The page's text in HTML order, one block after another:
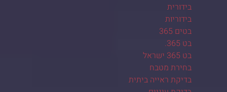
בידורית
בידוריות
בטים 365
בט 365.
בט 365 ישראל
בחירת מטבח
בדיקת ראייה ביתית